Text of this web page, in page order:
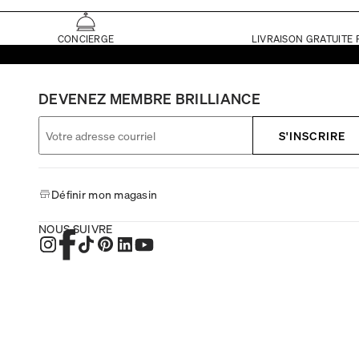
CONCIERGE LIVRAISON GRATUITE
DEVENEZ MEMBRE BRILLIANCE
S'INSCRIRE
Définir mon magasin
NOUS SUIVRE